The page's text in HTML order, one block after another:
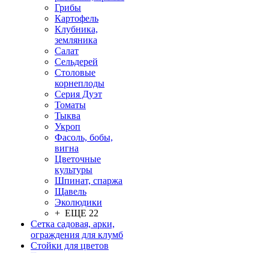
Грибы
Картофель
Клубника,
земляника
Салат
Сельдерей
Столовые
корнеплоды
Серия Дуэт
Томаты
Тыква
Укроп
Фасоль, бобы,
вигна
Цветочные
культуры
Шпинат, спаржа
Щавель
Эколюдики
+ ЕЩЕ 22
Сетка садовая, арки,
ограждения для клумб
Стойки для цветов